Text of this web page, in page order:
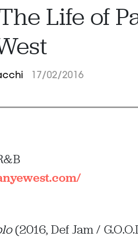
Life of
17/02/2016
(2016, Def Jam /